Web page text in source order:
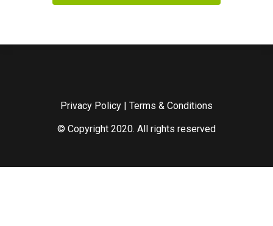
Privacy Policy | Terms & Conditions
© Copyright 2020. All rights reserved